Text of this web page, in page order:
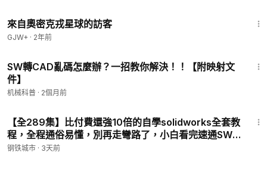
度）
來自奧密克戎星球的訪客
GJW+ · 2年前
SW轉CAD亂碼怎麼辦？一招教你解決！！【附映射文
件】
机械科普 · 2個月前
【全289集】比付費還強10倍的自學solidworks全套教
程，全程通俗易懂，別再走彎路了，小白看完速通SW
建模！ P4 - 草圖繪製篇：1.直線命令
钢铁城市 · 3天前